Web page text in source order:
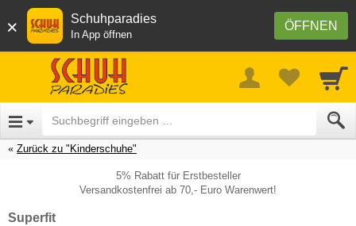
× ÖFFNEN
Schuhparadies
In App öffnen
Zurück zu "Kinderschuhe"
5% Rabatt für Erstbesteller
Versandkostenfrei ab 70,- Euro Warenwert!
Superfit